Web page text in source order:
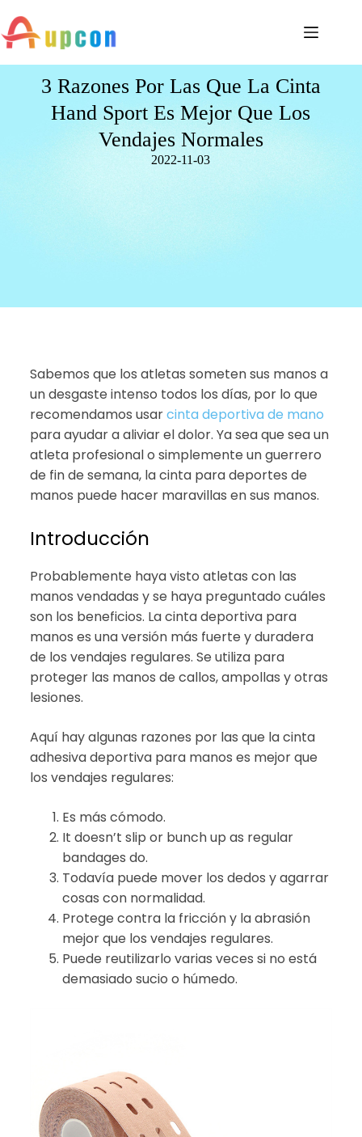
3 Razones Por Las Que La Cinta
Hand Sport Es Mejor Que Los
Vendajes Normales
2022-11-03
Sabemos que los atletas someten sus manos a
un desgaste intenso todos los días, por lo que
recomendamos usarcinta deportiva de mano
para ayudar a aliviar el dolor. Ya sea que sea un
atleta profesional o simplemente un guerrero
de fin de semana, la cinta para deportes de
manos puede hacer maravillas en sus manos.
Introducción
Probablemente haya visto atletas con las
manos vendadas y se haya preguntado cuáles
son los beneficios. La cinta deportiva para
manos es una versión más fuerte y duradera
de los vendajes regulares. Se utiliza para
proteger las manos de callos, ampollas y otras
lesiones.
Aquí hay algunas razones por las que la cinta
adhesiva deportiva para manos es mejor que
los vendajes regulares:
Es más cómodo.
It doesn’t slip or bunch up as regular
bandages do.
Todavía puede mover los dedos y agarrar
cosas con normalidad.
Protege contra la fricción y la abrasión
mejor que los vendajes regulares.
Puede reutilizarlo varias veces si no está
demasiado sucio o húmedo.